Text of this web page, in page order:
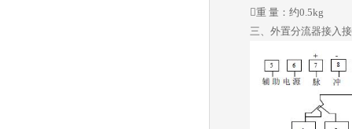
􀂗重 量：约0.5kg
三、外置分流器接入